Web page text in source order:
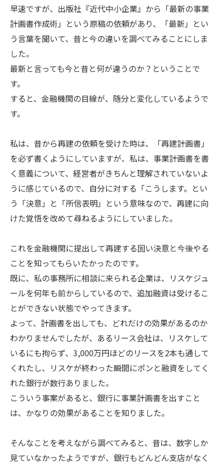
早速ですが、出版社『近代中小企業』から「最新の事業
計画書作成術」という原稿の依頼があり、「最新」とい
う言葉を聞いて、昔と今の違いを調べてみることにしま
した。
最新と言っても今と昔と何が違うのか？ということで
す。
すると、金融機関の目線が、随分と変化しているようで
す。
私は、昔から再建の依頼を受けた時は、「再建計画書」
を必ず書くようにしていますが、私は、事業計画書を書
く意義について、経営者がきちんと理解されていないよ
うに感じているので、自分に対する「こうします。とい
う「決意」と「所信表明」という意味なので、再建に向
けた覚悟を改めて尋ねるようにしていました。
これを金融機関に提出して再建する固い決意と今後やる
ことを知ってもらいたかったのです。
既に、私の事務所に相談に来られる企業は、リスケジュ
ールを何年も前からしているので、追加融資は受けるこ
とができない状態でやってきます。
よって、計画書を出しても、どれだけの効果があるのか
わかりませんでしたが、あるリース会社は、リスケして
いるにも拘らず、3,000万円ほどのリースを2本も通して
くれたし、リスケが終わった瞬間にポンと融資をしてく
れた銀行が数行ありました。
こういう事案があると、銀行に事業計画書を出すこと
は、かなりの効果があることを知りました。
そんなことを考えながら調べてみると、昔は、数字しか
見ていなかったようですが、銀行もどんどん支店がなく